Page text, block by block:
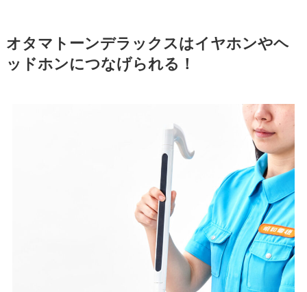
オタマトーンデラックスはイヤホンやヘ
ッドホンにつなげられる！